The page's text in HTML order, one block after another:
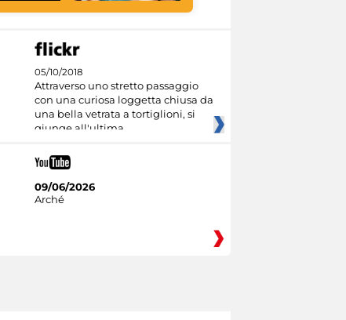
05/10/2018
Attraverso uno stretto passaggio
con una curiosa loggetta chiusa da
una bella vetrata a tortiglioni, si
giunge all'ultima
09/06/2026
Arché